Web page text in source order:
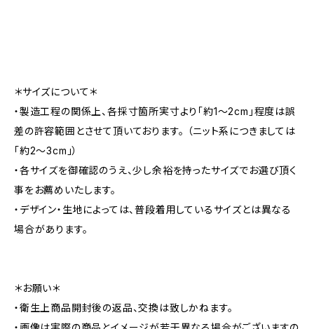
＊サイズについて＊
・製造工程の関係上、各採寸箇所実寸より「約1～2cm」程度は誤
差の許容範囲とさせて頂いております。 （ニット系につきましては
「約2～3cm」）
・各サイズを御確認のうえ、少し余裕を持ったサイズでお選び頂く
事をお薦めいたします。
・デザイン・生地によっては、普段着用しているサイズとは異なる
場合があります。
＊お願い＊
・衛生上商品開封後の返品、交換は致しかねます。